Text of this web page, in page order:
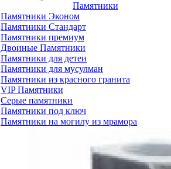
Памятники
Памятники Эконом
Памятники Стандарт
Памятники премиум
Двоиные Памятники
Памятники для детеи
Памятники для мусулман
Памятники из красного гранита
VIP Памятники
Серые памятники
Памятники под ключ
Памятники на могилу из мрамора